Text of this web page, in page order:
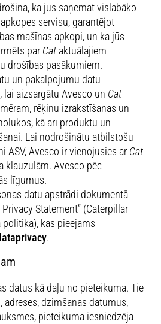
ka jūs saņemat vislabāko
servisu, garantējot
mašīnas apkopi, un ka jūs
par Cat aktuālajiem
drošības pasākumiem.
un pakalpojumu datu
aizsargātu Avesco un Cat
rēķinu izrakstīšanas un
kā arī produktu un
Lai nodrošinātu atbilstošu
ASV, Avesco ir vienojusies ar Cat
klauzulām. Avesco pēc
līgumus.
datu apstrādi dokumentā
Statement” (Caterpillar
kas pieejams
.
datus kā daļu no pieteikuma. Tie
adreses, dzimšanas datumus,
pieteikuma iesniedzēja